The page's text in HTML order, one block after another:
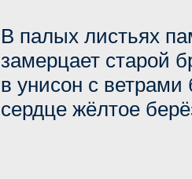
В палых листьях
замерцает старой
в унисон с ветрами
сердце жёлтое